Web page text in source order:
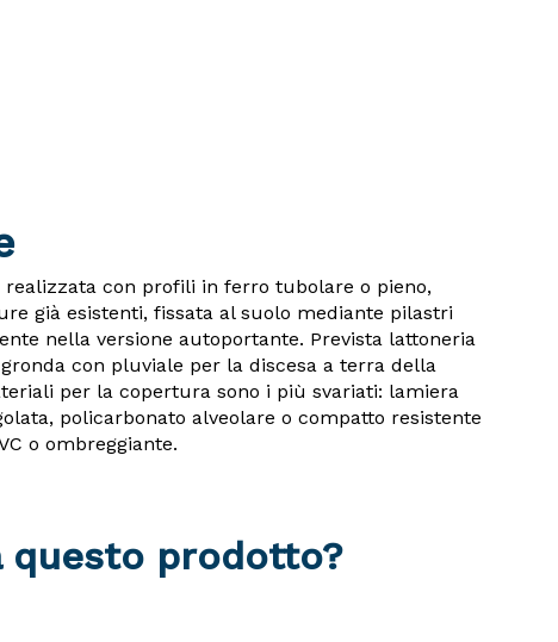
con profili in ferro tubolare o pieno,
già esistenti, fissata al suolo mediante pilastri
nella versione autoportante. Prevista lattoneria
con pluviale per la discesa a terra della
per la copertura sono i più svariati: lamiera
policarbonato alveolare o compatto resistente
o ombreggiante.
questo prodotto?